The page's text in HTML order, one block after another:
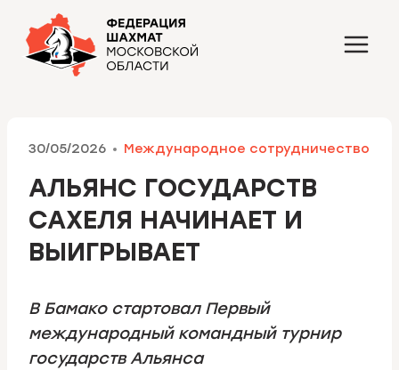
Перейти
содержимому
30/05/2026 Международное сотрудничество
АЛЬЯНС ГОСУДАРСТВ
САХЕЛЯ НАЧИНАЕТ И
ВЫИГРЫВАЕТ
В Бамако стартовал Первый
международный командный турнир
государств Альянса